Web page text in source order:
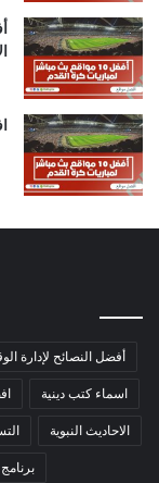
أفضل النصائح لإدارة
اسماء كتب دينية
الاحاديث النبوية